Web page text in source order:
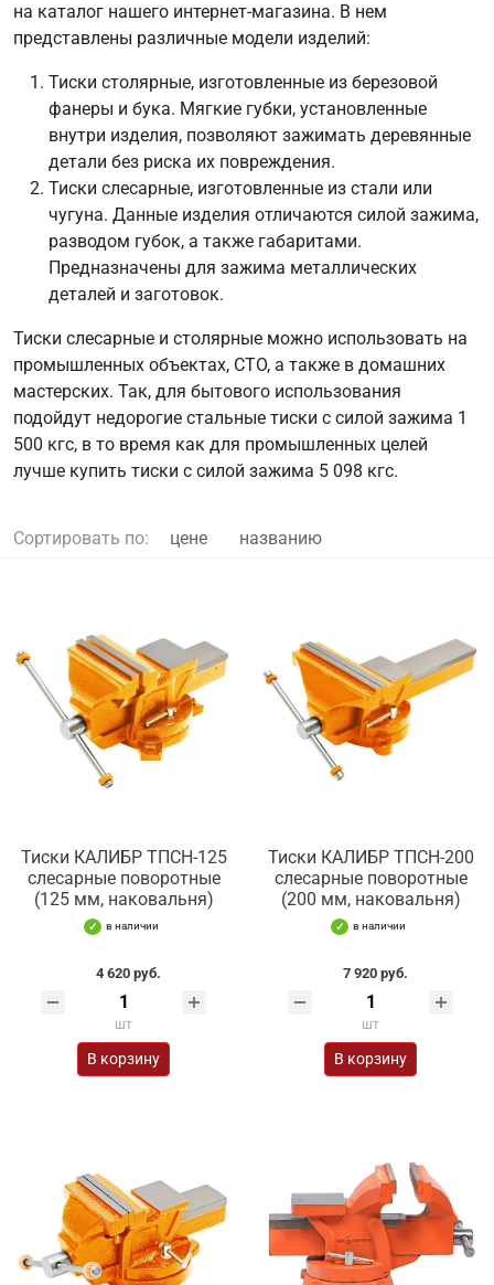
на каталог нашего интернет-магазина. В нем
представлены различные модели изделий:
Тиски столярные, изготовленные из березовой
фанеры и бука. Мягкие губки, установленные
внутри изделия, позволяют зажимать деревянные
детали без риска их повреждения.
Тиски слесарные, изготовленные из стали или
чугуна. Данные изделия отличаются силой зажима,
разводом губок, а также габаритами.
Предназначены для зажима металлических
деталей и заготовок.
Тиски слесарные и столярные можно использовать на
промышленных объектах, СТО, а также в домашних
мастерских. Так, для бытового использования
подойдут недорогие стальные тиски с силой зажима 1
500 кгс, в то время как для промышленных целей
лучше купить тиски с силой зажима 5 098 кгс.
Сортировать по: цене названию
Тиски КАЛИБР ТПСН-125
слесарные поворотные
(125 мм, наковальня)
в наличии
4 620 руб.
шт
В корзину
Тиски КАЛИБР ТПСН-200
слесарные поворотные
(200 мм, наковальня)
в наличии
7 920 руб.
шт
В корзину